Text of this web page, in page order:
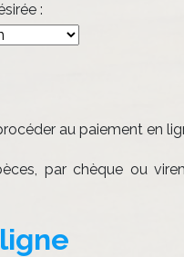
:
au paiement en
par chèque ou